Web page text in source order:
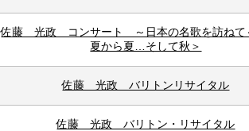
佐藤 光政 コンサート ～日本の名歌を訪ね
夏から夏…そして秋＞
佐藤 光政 バリトンリサイタル
佐藤 光政 バリトン・リサイタル